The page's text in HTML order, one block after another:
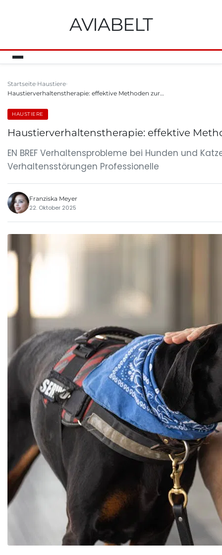
AVIABELT
Startseite Haustiere
Haustierverhaltenstherapie: effektive Methoden zur…
HAUSTIERE
Haustierverhaltenstherapie: effektive
EN BREF Verhaltensprobleme bei Hunden und
Verhaltensstörungen Professionelle
Franziska Meyer
22. Oktober 2025